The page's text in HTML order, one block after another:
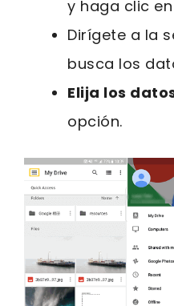
y haga clic
Dirígete a la
busca los
Elija los
opción.